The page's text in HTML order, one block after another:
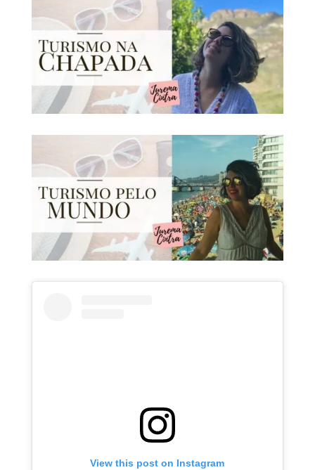
View this post on Instagram